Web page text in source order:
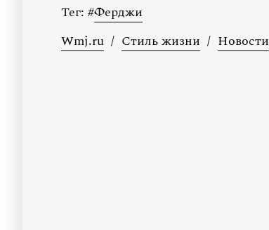
Тег: #Ферджи
Wmj.ru / Стиль жизни / Новости